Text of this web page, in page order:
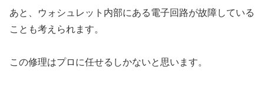
あと、ウォシュレット内部にある電子回路が故障している
ことも考えられます。
この修理はプロに任せるしかないと思います。